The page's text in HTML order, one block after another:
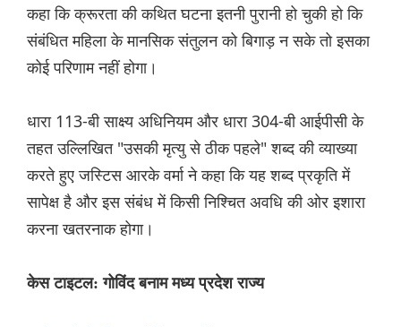
कहा कि क्रूरता की कथित घटना इतनी पुरानी हो चुकी हो कि
संबंध‌ित महिला के मानसिक संतुलन को बिगाड़ न सके तो इसका
कोई परिणाम नहीं होगा।
धारा 113-बी साक्ष्य अधिनियम और धारा 304-बी आईपीसी के
तहत उल्लिखित "उसकी मृत्यु से ठीक पहले" शब्द की व्याख्या
करते हुए जस्टिस आरके वर्मा ने कहा कि यह शब्द प्रकृति में
सापेक्ष है और इस संबंध में किसी निश्चित अवधि की ओर इशारा
करना खतरनाक होगा।
केस टाइटल: गोविंद बनाम मध्य प्रदेश राज्य